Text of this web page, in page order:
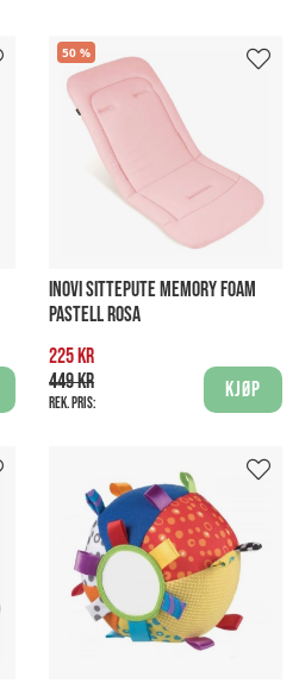
50
INOVI SITTEPUTE MEMORY FOAM
PASTELL ROSA
225 kr
449 kr
Rek. pris:
Kjøp